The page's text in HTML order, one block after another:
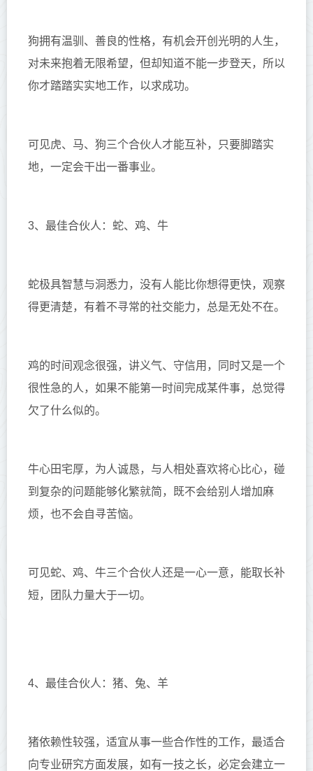
狗拥有温驯、善良的性格，有机会开创光明的人生，
对未来抱着无限希望，但却知道不能一步登天，所以
你才踏踏实实地工作，以求成功。
可见虎、马、狗三个合伙人才能互补，只要脚踏实
地，一定会干出一番事业。
3、最佳合伙人：蛇、鸡、牛
蛇极具智慧与洞悉力，没有人能比你想得更快，观察
得更清楚，有着不寻常的社交能力，总是无处不在。
鸡的时间观念很强，讲义气、守信用，同时又是一个
很性急的人，如果不能第一时间完成某件事，总觉得
欠了什么似的。
牛心田宅厚，为人诚恳，与人相处喜欢将心比心，碰
到复杂的问题能够化繁就简，既不会给别人增加麻
烦，也不会自寻苦恼。
可见蛇、鸡、牛三个合伙人还是一心一意，能取长补
短，团队力量大于一切。
4、最佳合伙人：猪、兔、羊
猪依赖性较强，适宜从事一些合作性的工作，最适合
向专业研究方面发展，如有一技之长，必定会建立一